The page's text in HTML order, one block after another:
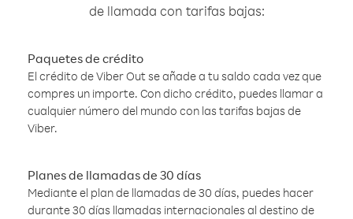
de llamada con tarifas bajas:
Paquetes de crédito
El crédito de Viber Out se añade a tu saldo cada vez que
compres un importe. Con dicho crédito, puedes llamar a
cualquier número del mundo con las tarifas bajas de
Viber.
Planes de llamadas de 30 días
Mediante el plan de llamadas de 30 días, puedes hacer
durante 30 días llamadas internacionales al destino de